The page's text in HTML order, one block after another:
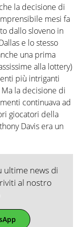
la decisione di
mesi fa
dallo sloveno in
e lo stesso
una prima
alla lottery)
più intriganti
Ma la decisione di
continuava ad
giocatori della
Davis era un
ultime news di
al nostro